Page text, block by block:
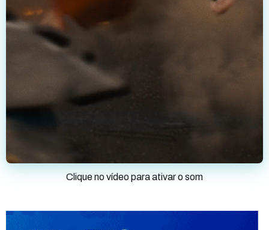
Clique no vídeo para ativar o som